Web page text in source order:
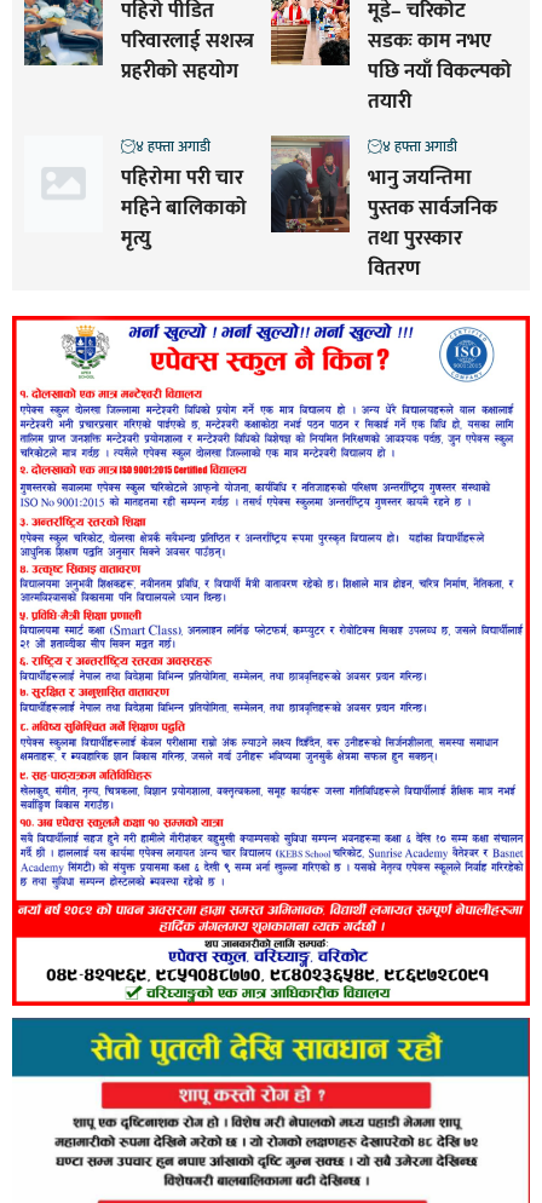
पहिरो पीडित
परिवारलाई सशस्त्र
प्रहरीको सहयोग
मूडे– चरिकोट
सडकः काम नभए
पछि नयाँ विकल्पको
तयारी
पहिरोमा परी चार
महिने बालिकाको
मृत्यु
४ हफ्ता अगाडी
भानु जयन्तिमा
पुस्तक सार्वजनिक
तथा पुरस्कार
वितरण
४ हफ्ता अगाडी